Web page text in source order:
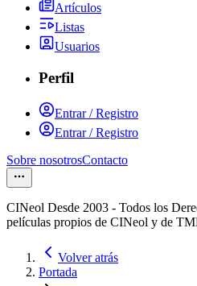
Artículos
Listas
Usuarios
Perfil
Entrar / Registro
Entrar / Registro
Sobre nosotrosContacto
CINeol Desde 2003 - Todos los
películas propios de CINeol y de
Volver atrás
Portada